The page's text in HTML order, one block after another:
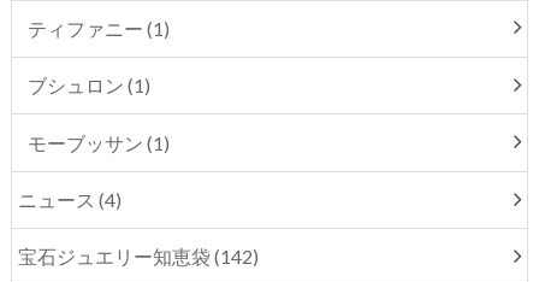
ティファニー (1)
ブシュロン (1)
モーブッサン (1)
ニュース (4)
宝石ジュエリー知恵袋 (142)